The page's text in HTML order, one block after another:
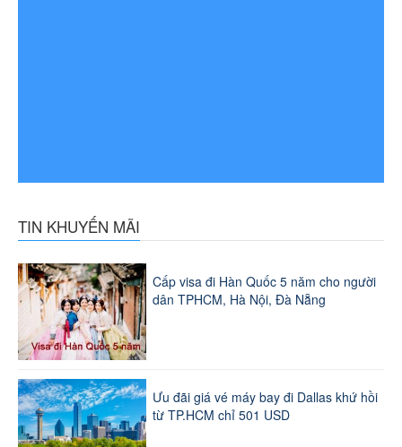
TIN KHUYẾN MÃI
Cấp visa đi Hàn Quốc 5 năm cho người
dân TPHCM, Hà Nội, Đà Nẵng
Ưu đãi giá vé máy bay đi Dallas khứ hồi
từ TP.HCM chỉ 501 USD